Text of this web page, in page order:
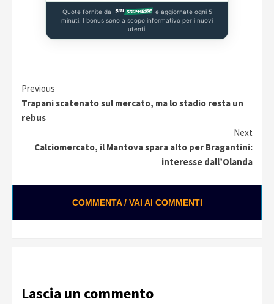
Quote fornite da
e aggiornate ogni 5
minuti. I bonus sono a scopo informativo per i nuovi
utenti.
Continue
Reading
Previous
Trapani scatenato sul mercato, ma lo stadio resta un
rebus
Next
Calciomercato, il Mantova spara alto per Bragantini:
interesse dall’Olanda
COMMENTA / VAI AI COMMENTI
Lascia un commento